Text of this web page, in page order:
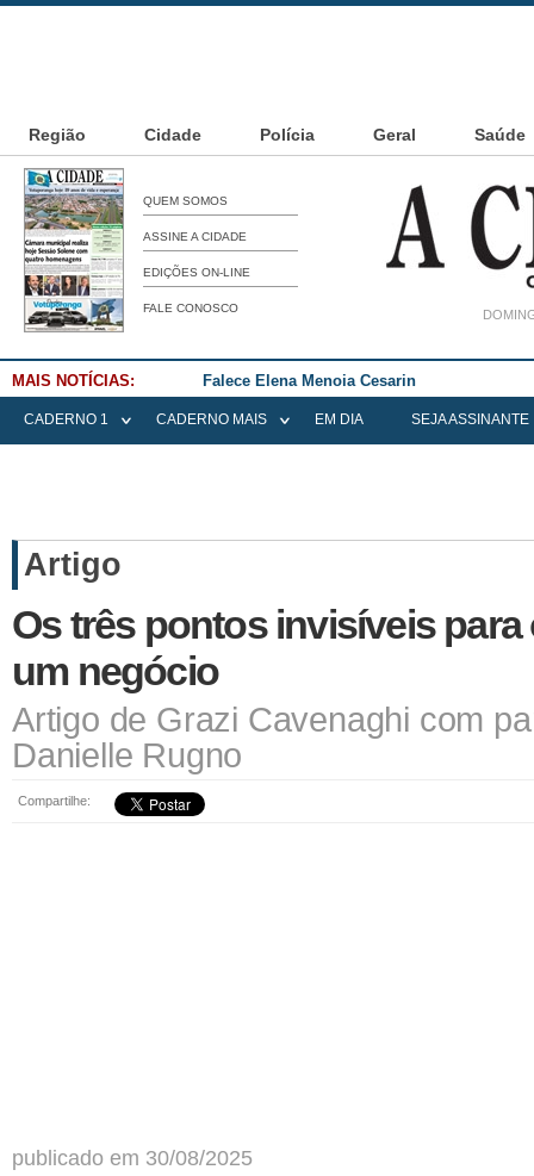
Região Cidade Polícia Geral Saúde
QUEM SOMOS
ASSINE A CIDADE
EDIÇÕES ON-LINE
FALE CONOSCO
MAIS NOTÍCIAS: Falece Elena Menoia Cesarin
CADERNO 1 CADERNO MAIS EM DIA SEJA ASSINANTE
Artigo
Os três pontos invisíveis
um negócio
Artigo de Grazi Cavenaghi com
Danielle Rugno
Compartilhe:
publicado em 30/08/2025